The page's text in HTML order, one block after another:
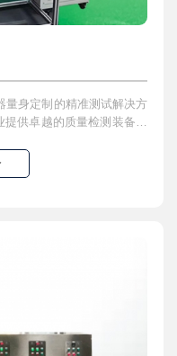
量身定制的精准测试解决方
供卓越的质量检测装备。
统以无可挑剔的精准度和
性完全符合设计规范，为